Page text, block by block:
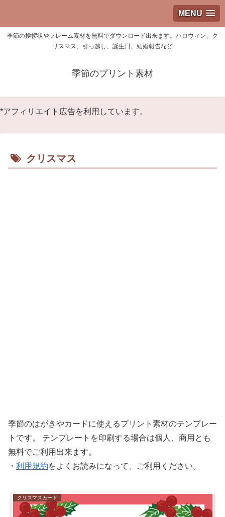
MENU
季節の挨拶状やフレーム素材を無料でダウンロード出来ます。ハロウィン、ク
リスマス、引っ越し、誕生日、結婚報告など
季節のプリント素材
*アフィリエイト広告を利用しています。
クリスマス
季節のはがきやカードに使えるプリント素材のテンプレー
トです。 テンプレートを印刷する場合は個人、商用とも
無料でご利用出来ます。
・ 利用規約をよくお読みになって、ご利用ください。
クリスマスカード